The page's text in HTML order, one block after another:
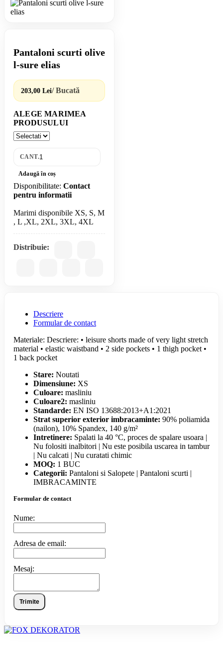
Pantaloni scurti olive
l-sure elias
203,00 Lei/ Bucată
ALEGE MARIMEA
PRODUSULUI
CANT.
Adaugă în coș
Disponibilitate: Contact
pentru informatii
Marimi disponibile XS, S, M
Distribuie:
Descriere
Formular de contact
Materiale: Descriere: • leisure shorts made of very light stretch
material • elastic waistband • 2 side pockets • 1 thigh pocket •
1 back pocket
Stare: Noutati
Dimensiune: XS
Culoare: masliniu
Culoare2: masliniu
Standarde: EN ISO 13688:2013+A1:2021
Strat superior exterior imbracaminte: 90% poliamida
(nailon), 10% Spandex, 140 g/m²
Intretinere: Spalati la 40 °C, proces de spalare usoara |
Nu folositi inalbitori | Nu este posibila uscarea in tambur
| Nu calcati | Nu curatati chimic
MOQ: 1 BUC
Categorii: Pantaloni si Salopete | Pantaloni scurti |
IMBRACAMINTE
Formular de contact
Nume:
Adresa de email:
Mesaj:
Trimite